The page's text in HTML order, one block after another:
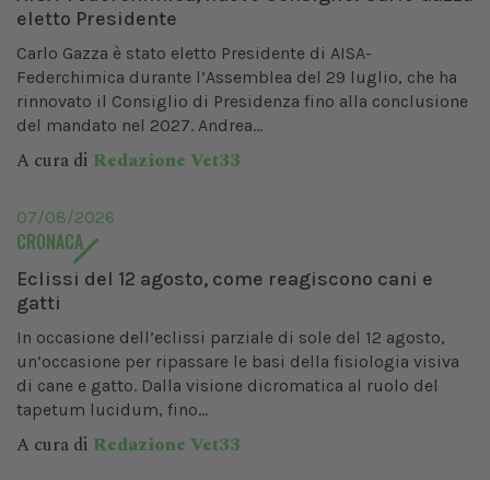
eletto Presidente
Carlo Gazza è stato eletto Presidente di AISA-
Federchimica durante l’Assemblea del 29 luglio, che ha
rinnovato il Consiglio di Presidenza fino alla conclusione
del mandato nel 2027. Andrea...
A cura di Redazione Vet33
07/08/2026
CRONACA
Eclissi del 12 agosto, come reagiscono cani e
gatti
In occasione dell’eclissi parziale di sole del 12 agosto,
un’occasione per ripassare le basi della fisiologia visiva
di cane e gatto. Dalla visione dicromatica al ruolo del
tapetum lucidum, fino...
A cura di Redazione Vet33